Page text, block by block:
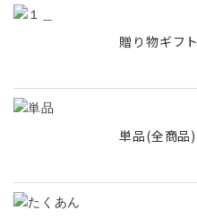
贈り物ギフト
単品(全商品)